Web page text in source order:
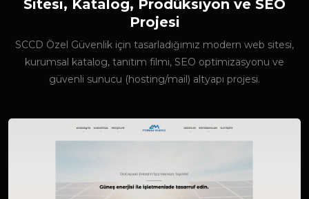
Sitesi, Katalog, Prodüksiyon ve SEO
Projesi
SCCD Özel Güvenlik için tasarladığımız modern web sitesi,
kurumsal katalog, tanıtım filmi, SEO optimizasyonu ve
güvenli sunucu (hosting/mail) altyapı projesi.